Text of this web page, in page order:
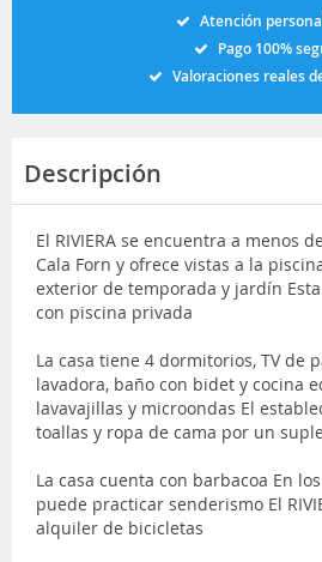
Atención
Pago 100%
Valoraciones reales
Descripción
El RIVIERA se encuentra a menos
Cala Forn y ofrece vistas a la
exterior de temporada y jardín
con piscina privada
La casa tiene 4 dormitorios, TV de
lavadora, baño con bidet y cocina
lavavajillas y microondas El
toallas y ropa de cama por un
La casa cuenta con barbacoa En
puede practicar senderismo El
alquiler de bicicletas